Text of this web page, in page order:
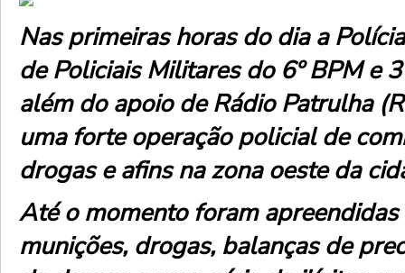
Nas primeiras horas do dia a
de Policiais Militares do 6º BPM e
além do apoio de Rádio Patrulha
uma forte operação policial de
drogas e afins na zona oeste da
Até o momento foram
munições, drogas, balanças de